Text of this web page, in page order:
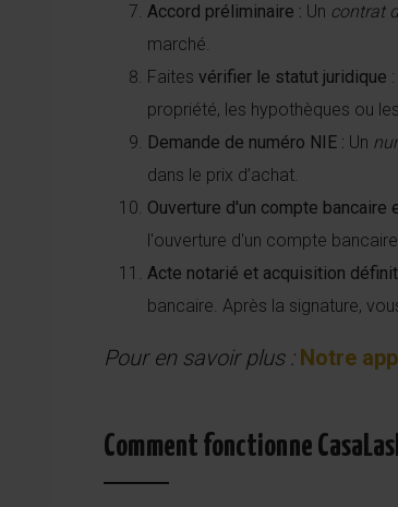
Accord préliminaire : Un contrat
marché.
Faites vérifier le statut juridique
propriété, les hypothèques ou
Demande de numéro NIE : Un
dans le prix d’achat.
Ouverture d'un compte bancaire
l'ouverture d'un compte
Acte notarié et acquisition
bancaire. Après la signature,
Pour en savoir plus : Notre
Comment fonctionne